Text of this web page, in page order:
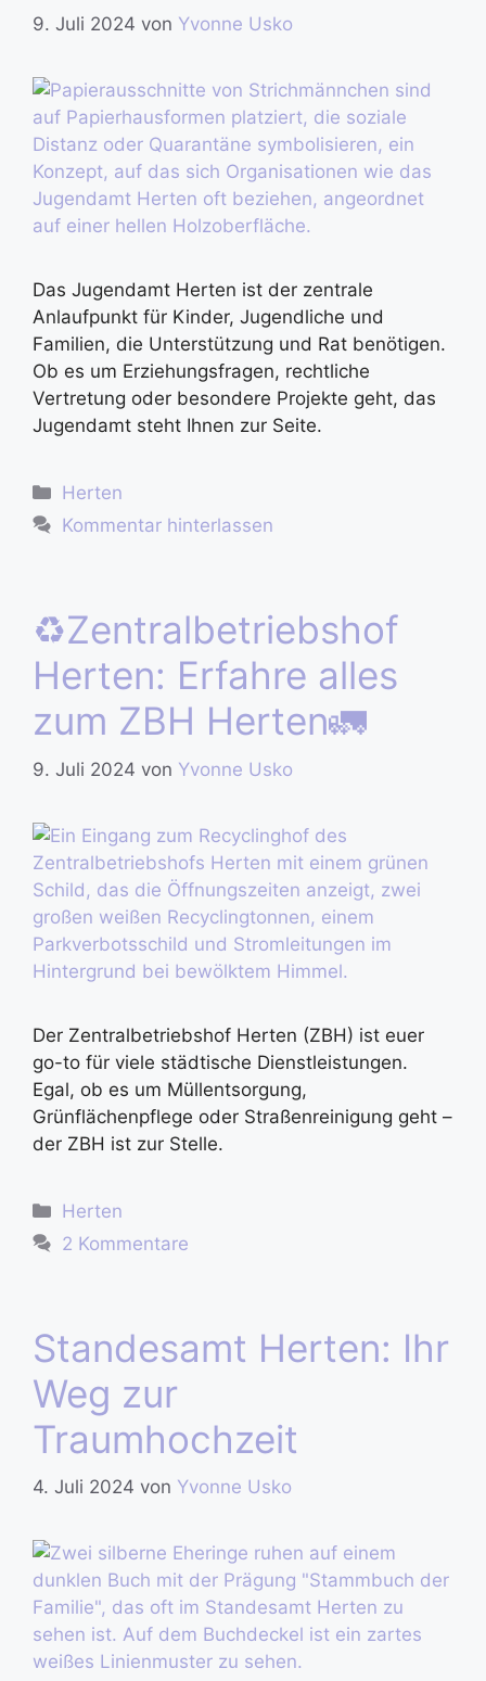
9. Juli 2024 von Yvonne Usko
Das Jugendamt Herten ist der zentrale
Anlaufpunkt für Kinder, Jugendliche und
Familien, die Unterstützung und Rat benötigen.
Ob es um Erziehungsfragen, rechtliche
Vertretung oder besondere Projekte geht, das
Jugendamt steht Ihnen zur Seite.
Herten
Kommentar hinterlassen
♻️Zentralbetriebshof
Herten: Erfahre alles
zum ZBH Herten🚛
9. Juli 2024 von Yvonne Usko
Der Zentralbetriebshof Herten (ZBH) ist euer
go-to für viele städtische Dienstleistungen.
Egal, ob es um Müllentsorgung,
Grünflächenpflege oder Straßenreinigung geht –
der ZBH ist zur Stelle.
Herten
2 Kommentare
Standesamt Herten: Ihr
Weg zur
Traumhochzeit
4. Juli 2024 von Yvonne Usko